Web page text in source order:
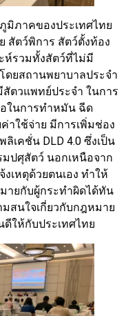
มิภาคของประเทศไทย
สัตว์พิการ สัตว์ตั้งท้อง
ห์รวมทั้งสัตว์ที่ไม่มี
ดยสถานพยาบาลประจำ
ตวแพทย์ประจำ ในการ
ในการทำหมัน ฉีด
าใช้จ่าย มีการเพิ่มช่อง
เคชั่น DLD 4.0 ซึ่งเป็น
ปศุสัตว์ นอกเหนือจาก
เหตุด้วยตนเอง ทำให้
ายกับผู้กระทำผิดได้ทัน
สนใจเกี่ยวกับกฎหมาย
ให้กับประเทศไทย